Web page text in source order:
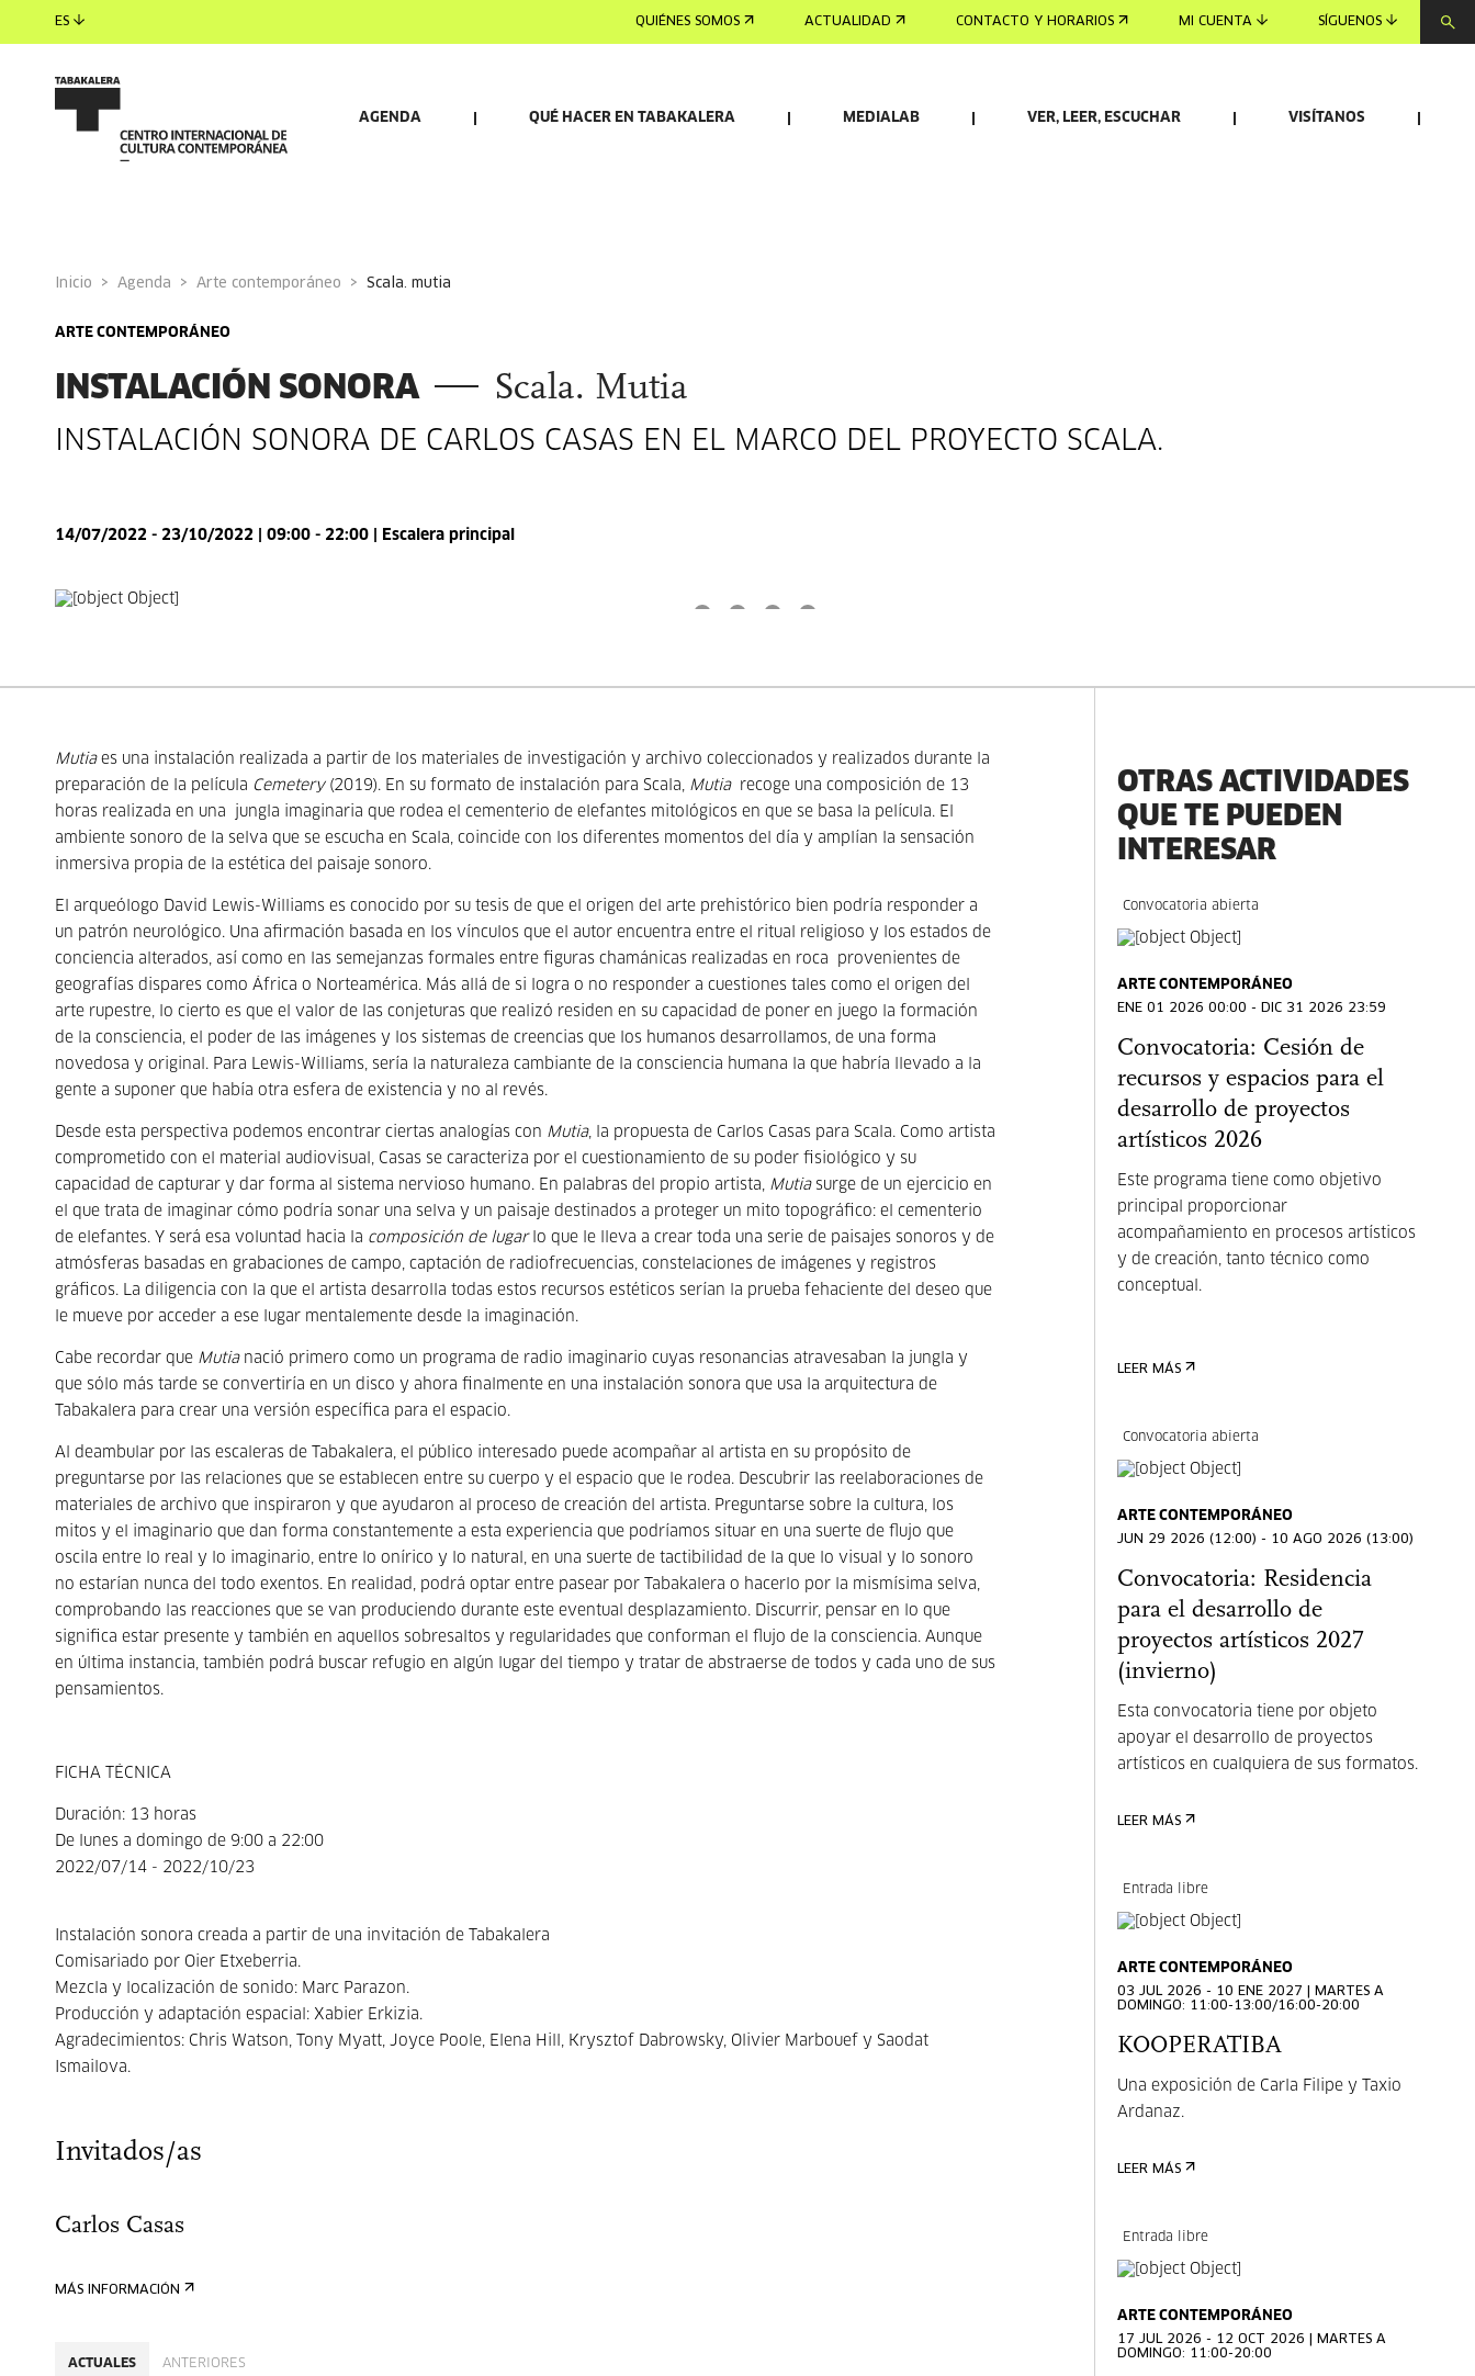
ES QUIÉNES SOMOS ACTUALIDAD CONTACTO Y HORARIOS MI CUENTA SÍGUENOS
AGENDA QUÉ HACER EN TABAKALERA MEDIALAB VER, LEER, ESCUCHAR VISÍTANOS
Inicio Agenda Arte contemporáneo scala. mutia
ARTE CONTEMPORÁNEO
INSTALACIÓN SONORA Scala. Mutia
INSTALACIÓN SONORA DE CARLOS CASAS EN EL MARCO DEL PROYECTO SCALA.
14/07/2022 - 23/10/2022 | 09:00 - 22:00 | Escalera principal
Mutiaes una instalación realizada a partir de los materiales de investigación y archivo coleccionados y realizados durante la
preparación de la película Cemetery(2019). En su formato de instalación para Scala, Mutiarecoge una composición de 13
horas realizada en una jungla imaginaria que rodea el cementerio de elefantes mitológicos en que se basa la película. El
ambiente sonoro de la selva que se escucha en Scala, coincide con los diferentes momentos del día y amplían la sensación
inmersiva propia de la estética del paisaje sonoro.
El arqueólogo David Lewis-Williams es conocido por su tesis de que el origen del arte prehistórico bien podría responder a
un patrón neurológico. Una afirmación basada en los vínculos que el autor encuentra entre el ritual religioso y los estados de
conciencia alterados, así como en las semejanzas formales entre figuras chamánicas realizadas en roca provenientes de
geografías dispares como África o Norteamérica. Más allá de si logra o no responder a cuestiones tales como el origen del
arte rupestre, lo cierto es que el valor de las conjeturas que realizó residen en su capacidad de poner en juego la formación
de la consciencia, el poder de las imágenes y los sistemas de creencias que los humanos desarrollamos, de una forma
novedosa y original. Para Lewis-Williams, sería la naturaleza cambiante de la consciencia humana la que habría llevado a la
gente a suponer que había otra esfera de existencia y no al revés.
Desde esta perspectiva podemos encontrar ciertas analogías con Mutia, la propuesta de Carlos Casas para Scala. Como artista
comprometido con el material audiovisual, Casas se caracteriza por el cuestionamiento de su poder fisiológico y su
capacidad de capturar y dar forma al sistema nervioso humano. En palabras del propio artista, Mutiasurge de un ejercicio en
el que trata de imaginar cómo podría sonar una selva y un paisaje destinados a proteger un mito topográfico: el cementerio
de elefantes. Y será esa voluntad hacia la composición de lugarlo que le lleva a crear toda una serie de paisajes sonoros y de
atmósferas basadas en grabaciones de campo, captación de radiofrecuencias, constelaciones de imágenes y registros
gráficos. La diligencia con la que el artista desarrolla todas estos recursos estéticos serían la prueba fehaciente del deseo que
le mueve por acceder a ese lugar mentalemente desde la imaginación.
Cabe recordar que Mutianació primero como un programa de radio imaginario cuyas resonancias atravesaban la jungla y
que sólo más tarde se convertiría en un disco y ahora finalmente en una instalación sonora que usa la arquitectura de
Tabakalera para crear una versión específica para el espacio.
Al deambular por las escaleras de Tabakalera, el público interesado puede acompañar al artista en su propósito de
preguntarse por las relaciones que se establecen entre su cuerpo y el espacio que le rodea. Descubrir las reelaboraciones de
materiales de archivo que inspiraron y que ayudaron al proceso de creación del artista. Preguntarse sobre la cultura, los
mitos y el imaginario que dan forma constantemente a esta experiencia que podríamos situar en una suerte de flujo que
oscila entre lo real y lo imaginario, entre lo onírico y lo natural, en una suerte de tactibilidad de la que lo visual y lo sonoro
no estarían nunca del todo exentos. En realidad, podrá optar entre pasear por Tabakalera o hacerlo por la mismísima selva,
comprobando las reacciones que se van produciendo durante este eventual desplazamiento. Discurrir, pensar en lo que
significa estar presente y también en aquellos sobresaltos y regularidades que conforman el flujo de la consciencia. Aunque
en última instancia, también podrá buscar refugio en algún lugar del tiempo y tratar de abstraerse de todos y cada uno de sus
pensamientos.
FICHA TÉCNICA
Duración: 13 horas
De lunes a domingo de 9:00 a 22:00
2022/07/14 - 2022/10/23
Instalación sonora creada a partir de una invitación de Tabakalera
Comisariado por Oier Etxeberria.
Mezcla y localización de sonido: Marc Parazon.
Producción y adaptación espacial: Xabier Erkizia.
Agradecimientos: Chris Watson, Tony Myatt, Joyce Poole, Elena Hill, Krysztof Dabrowsky, Olivier Marbouef y Saodat
Ismailova.
Invitados/as
Carlos Casas
MÁS INFORMACIÓN
ACTUALES ANTERIORES
OTRAS ACTIVIDADES
QUE TE PUEDEN
INTERESAR
Convocatoria abierta
ARTE CONTEMPORÁNEO
ENE 01 2026 00:00 - DIC 31 2026 23:59
Convocatoria: Cesión de
recursos y espacios para el
desarrollo de proyectos
artísticos 2026
Este programa tiene como objetivo
principal proporcionar
acompañamiento en procesos artísticos
y de creación, tanto técnico como
conceptual.
LEER MÁS
Convocatoria abierta
ARTE CONTEMPORÁNEO
JUN 29 2026 (12:00) - 10 AGO 2026 (13:00)
Convocatoria: Residencia
para el desarrollo de
proyectos artísticos 2027
(invierno)
Esta convocatoria tiene por objeto
apoyar el desarrollo de proyectos
artísticos en cualquiera de sus formatos.
LEER MÁS
Entrada libre
ARTE CONTEMPORÁNEO
03 JUL 2026 - 10 ENE 2027 | MARTES A
DOMINGO: 11:00-13:00/16:00-20:00
KOOPERATIBA
Una exposición de Carla Filipe y Taxio
Ardanaz.
LEER MÁS
Entrada libre
ARTE CONTEMPORÁNEO
17 JUL 2026 - 12 OCT 2026 | MARTES A
DOMINGO: 11:00-20:00